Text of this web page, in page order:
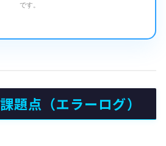
です。
題点（エラーログ）